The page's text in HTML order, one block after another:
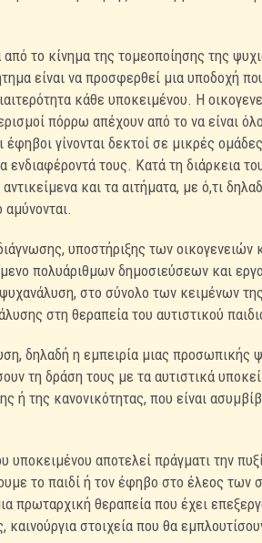
το κίνημα της τομεοποίησης της
είναι να προσφερθεί μια υποδοχή
κάθε υποκειμένου. Η
πόρρω απέχουν από το να είναι
έφηβοι γίνονται δεκτοί σε μικρές
τους. Κατά τη διάρκεια
και τα αιτήματα, με ό,τι
αμύνονται.
υποστήριξης των οικογενειών
πολυάριθμων δημοσιεύσεων και
στο σύνολο των κειμένων
στη θεραπεία του αυτιστικού
δηλαδή η εμπειρία μιας προσωπικής
τη δράση τους με τα αυτιστικά
ή της κανονικότητας, που είναι
αποτελεί πράγματι την
το παιδί ή τον έφηβο στο έλεος των
θεραπεία που έχει
καινούργια στοιχεία που θα